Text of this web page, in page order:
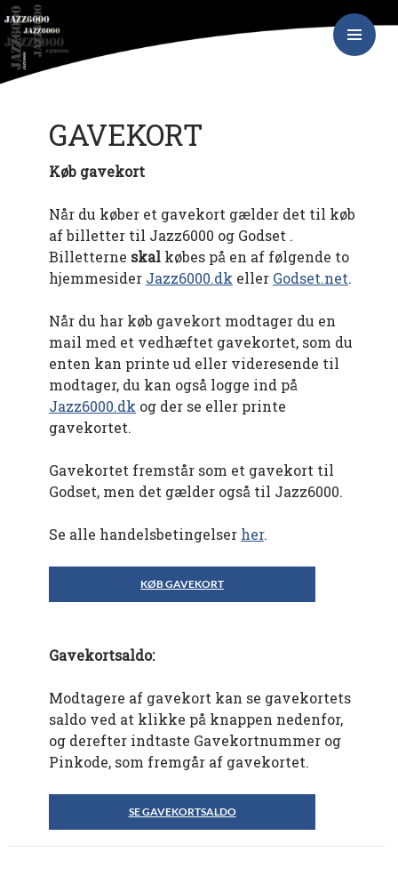
Hop
indhold
GAVEKORT
Køb gavekort
Når du køber et gavekort gælder det til køb
af billetter til Jazz6000 og Godset .
Billetterne skal købes på en af følgende to
hjemmesider Jazz6000.dk eller Godset.net.
Når du har køb gavekort modtager du en
mail med et vedhæftet gavekortet, som du
enten kan printe ud eller videresende til
modtager, du kan også logge ind på
Jazz6000.dk og der se eller printe
gavekortet.
Gavekortet fremstår som et gavekort til
Godset, men det gælder også til Jazz6000.
Se alle handelsbetingelser her.
KØB GAVEKORT
Gavekortsaldo:
Modtagere af gavekort kan se gavekortets
saldo ved at klikke på knappen nedenfor,
og derefter indtaste Gavekortnummer og
Pinkode, som fremgår af gavekortet.
SE GAVEKORTSALDO